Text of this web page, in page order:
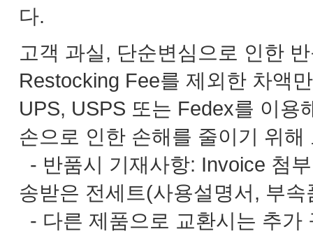
다.
고객 과실, 단순변심으로 인한
Restocking Fee를 제외한 차액
UPS, USPS 또는 Fedex를 이용
손으로 인한 손해를 줄이기 위
- 반품시 기재사항: Invoice 첨
송받은 전세트(사용설명서, 부
- 다른 제품으로 교환시는 추가